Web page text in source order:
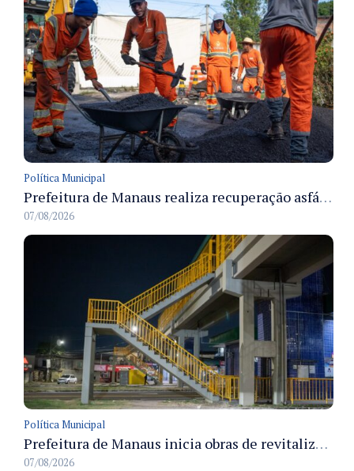
Política Municipal
Prefeitura de Manaus realiza recuperação asfáltica na rua Canário do Campo e amplia mobilidade na zona Norte
07/08/2026
Política Municipal
Prefeitura de Manaus inicia obras de revitalização na passarela Max Teixeira para ampliar segurança e mobilidade urbana
07/08/2026